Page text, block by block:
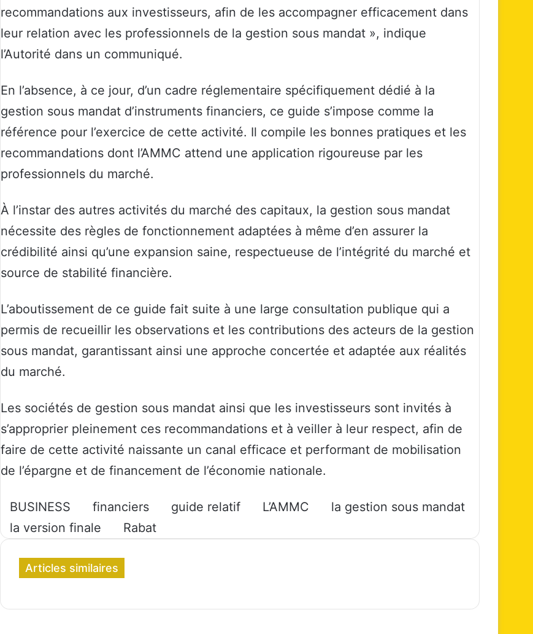
recommandations aux investisseurs, afin de les accompagner efficacement dans
leur relation avec les professionnels de la gestion sous mandat », indique
l’Autorité dans un communiqué.
En l’absence, à ce jour, d’un cadre réglementaire spécifiquement dédié à la
gestion sous mandat d’instruments financiers, ce guide s’impose comme la
référence pour l’exercice de cette activité. Il compile les bonnes pratiques et les
recommandations dont l’AMMC attend une application rigoureuse par les
professionnels du marché.
À l’instar des autres activités du marché des capitaux, la gestion sous mandat
nécessite des règles de fonctionnement adaptées à même d’en assurer la
crédibilité ainsi qu’une expansion saine, respectueuse de l’intégrité du marché et
source de stabilité financière.
L’aboutissement de ce guide fait suite à une large consultation publique qui a
permis de recueillir les observations et les contributions des acteurs de la gestion
sous mandat, garantissant ainsi une approche concertée et adaptée aux réalités
du marché.
Les sociétés de gestion sous mandat ainsi que les investisseurs sont invités à
s’approprier pleinement ces recommandations et à veiller à leur respect, afin de
faire de cette activité naissante un canal efficace et performant de mobilisation
de l’épargne et de financement de l’économie nationale.
BUSINESS financiers guide relatif L’AMMC
la gestion sous mandat
la version finale
Rabat
Articles similaires